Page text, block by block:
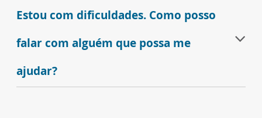
Estou com dificuldades. Como posso
falar com alguém que possa me
ajudar?